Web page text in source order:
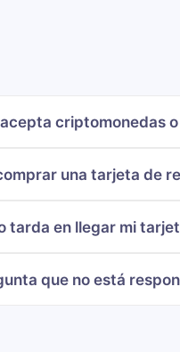
criptomonedas
una tarjeta de
tarda en llegar mi
que no está